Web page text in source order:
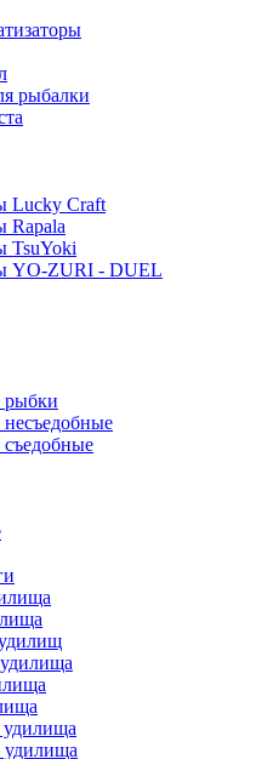
рыбалки
Lucky Craft
Rapala
TsuYoki
YO-ZURI - DUEL
рыбки